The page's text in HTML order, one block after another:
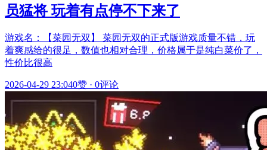
员猛将 玩着有点停不下来了
游戏名：【菜园无双】 菜园无双的正式版游戏质量不错，玩
着爽感给的很足，数值也相对合理，价格属于是纯白菜价了，
性价比很高
2026-04-29 23:040赞 · 0评论